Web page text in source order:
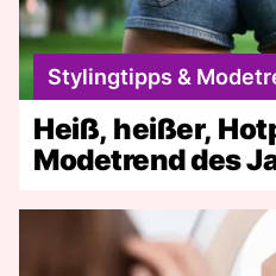
Stylingtipps &
Heiß, heißer,
Modetrend des